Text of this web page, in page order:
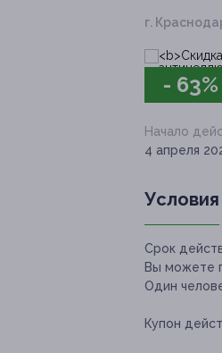
г.
- 63%
Начало
4 апреля
Условия
Срок
Вы можете
Один
Купон